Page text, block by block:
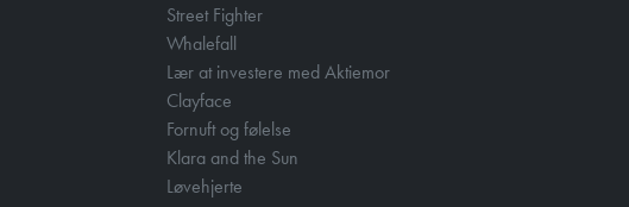
Street Fighter
Whalefall
Lær at investere med Aktiemor
Clayface
Fornuft og følelse
Klara and the Sun
Løvehjerte